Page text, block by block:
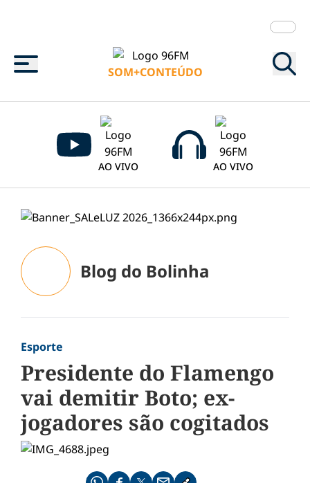
Menu
SOM+CONTEÚDO
AO VIVO AO VIVO
Blog do Bolinha
Esporte
Presidente do Flamengo
vai demitir Boto; ex-
jogadores são cogitados